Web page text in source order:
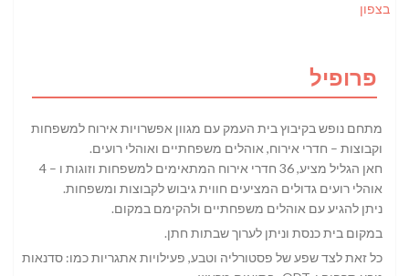
בצפון
פרופיל
מתחם נופש בקיבוץ בית העמק עם מגוון אפשרויות אירוח למשפחות
וקבוצות – חדרי אירוח, אוהלים משפחתיים ואוהלי רועים.
חאן הגליל מציע, 36 חדרי אירוח המתאימים למשפחות וזוגות ו – 4
אוהלי רועים גדולים המציעים חווית גיבוש לקבוצות ומשפחות.
ניתן להגיע עם אוהלים משפחתיים ולהקימם במקום.
במקום בית כנסת וניתן לערוך שבתות חתן.
כל זאת לצד שפע של פסטורליה וטבע, פעילויות אתגריות כמו: סדנאות